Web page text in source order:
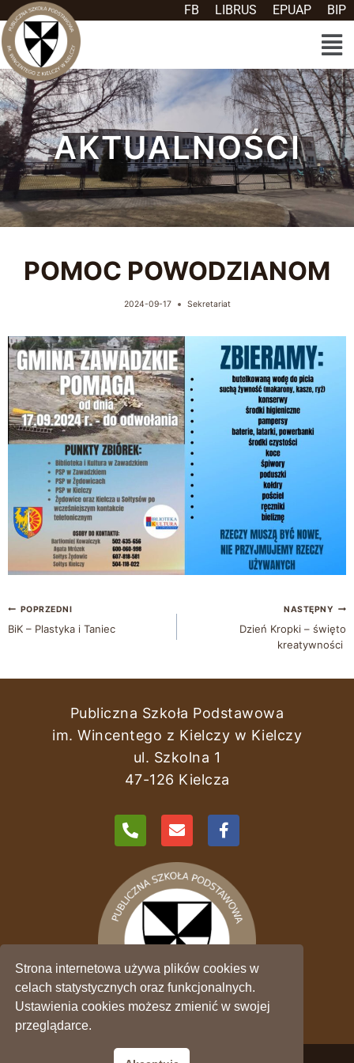
FB LIBRUS EPUAP BIP
AKTUALNOŚCI
POMOC POWODZIANOM
2024-09-17 Sekretariat
POPRZEDNI
BiK – Plastyka i Taniec
NASTĘPNY
Dzień Kropki – święto
kreatywności
Publiczna Szkoła Podstawowa
im. Wincentego z Kielczy w Kielczy
ul. Szkolna 1
47-126 Kielcza
Polityka prywatności - RODO
Strona internetowa używa plików cookies w
celach statystycznych oraz funkcjonalnych.
Ustawienia cookies możesz zmienić w swojej
przeglądarce.